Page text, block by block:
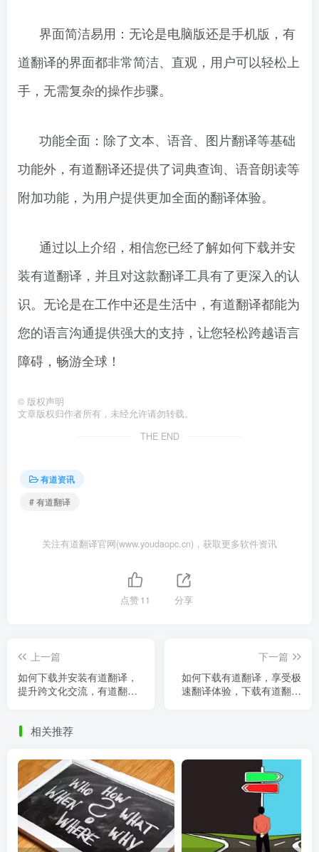
界面简洁易用：无论是电脑版还是手机版，有
道翻译的界面都非常简洁、直观，用户可以轻松上
手，无需复杂的操作步骤。
功能全面：除了文本、语音、图片翻译等基础
功能外，有道翻译还提供了词典查询、语音朗读等
附加功能，为用户提供更加全面的翻译体验。
通过以上介绍，相信您已经了解如何下载并安
装有道翻译，并且对这款翻译工具有了更深入的认
识。无论是在工作中还是生活中，有道翻译都能为
您的语言沟通提供强大的支持，让您轻松跨越语言
障碍，畅游全球！
© 版权声明
文章版权归作者所有，未经允许请勿转载。
THE END
有道资讯
# 有道翻译
关注有道翻译官网(www.youdaopc.cn)，获取更多软件资讯
点赞11 分享
上一篇
如何下载并安装有道翻译，
提升跨文化交流，有道翻译
下一篇
如何下载有道翻译，享受极
速翻译体验，下载有道翻译
相关推荐